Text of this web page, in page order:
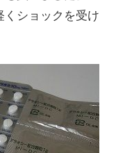
くショックを受け